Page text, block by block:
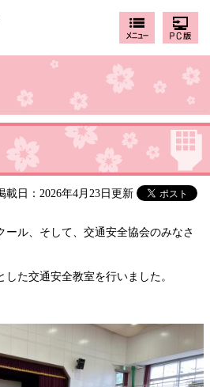
日：2026年4月23日更新
ール、そして、交通安全協会のみなさ
た交通安全教室を行いました。